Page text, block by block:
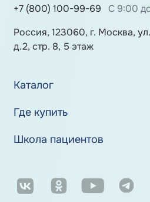
+7 (800) 100-99-69
С 9:00
Россия, 123060, г. Москва,
д.2, стр. 8, 5 этаж
Каталог
Где купить
Школа пациентов